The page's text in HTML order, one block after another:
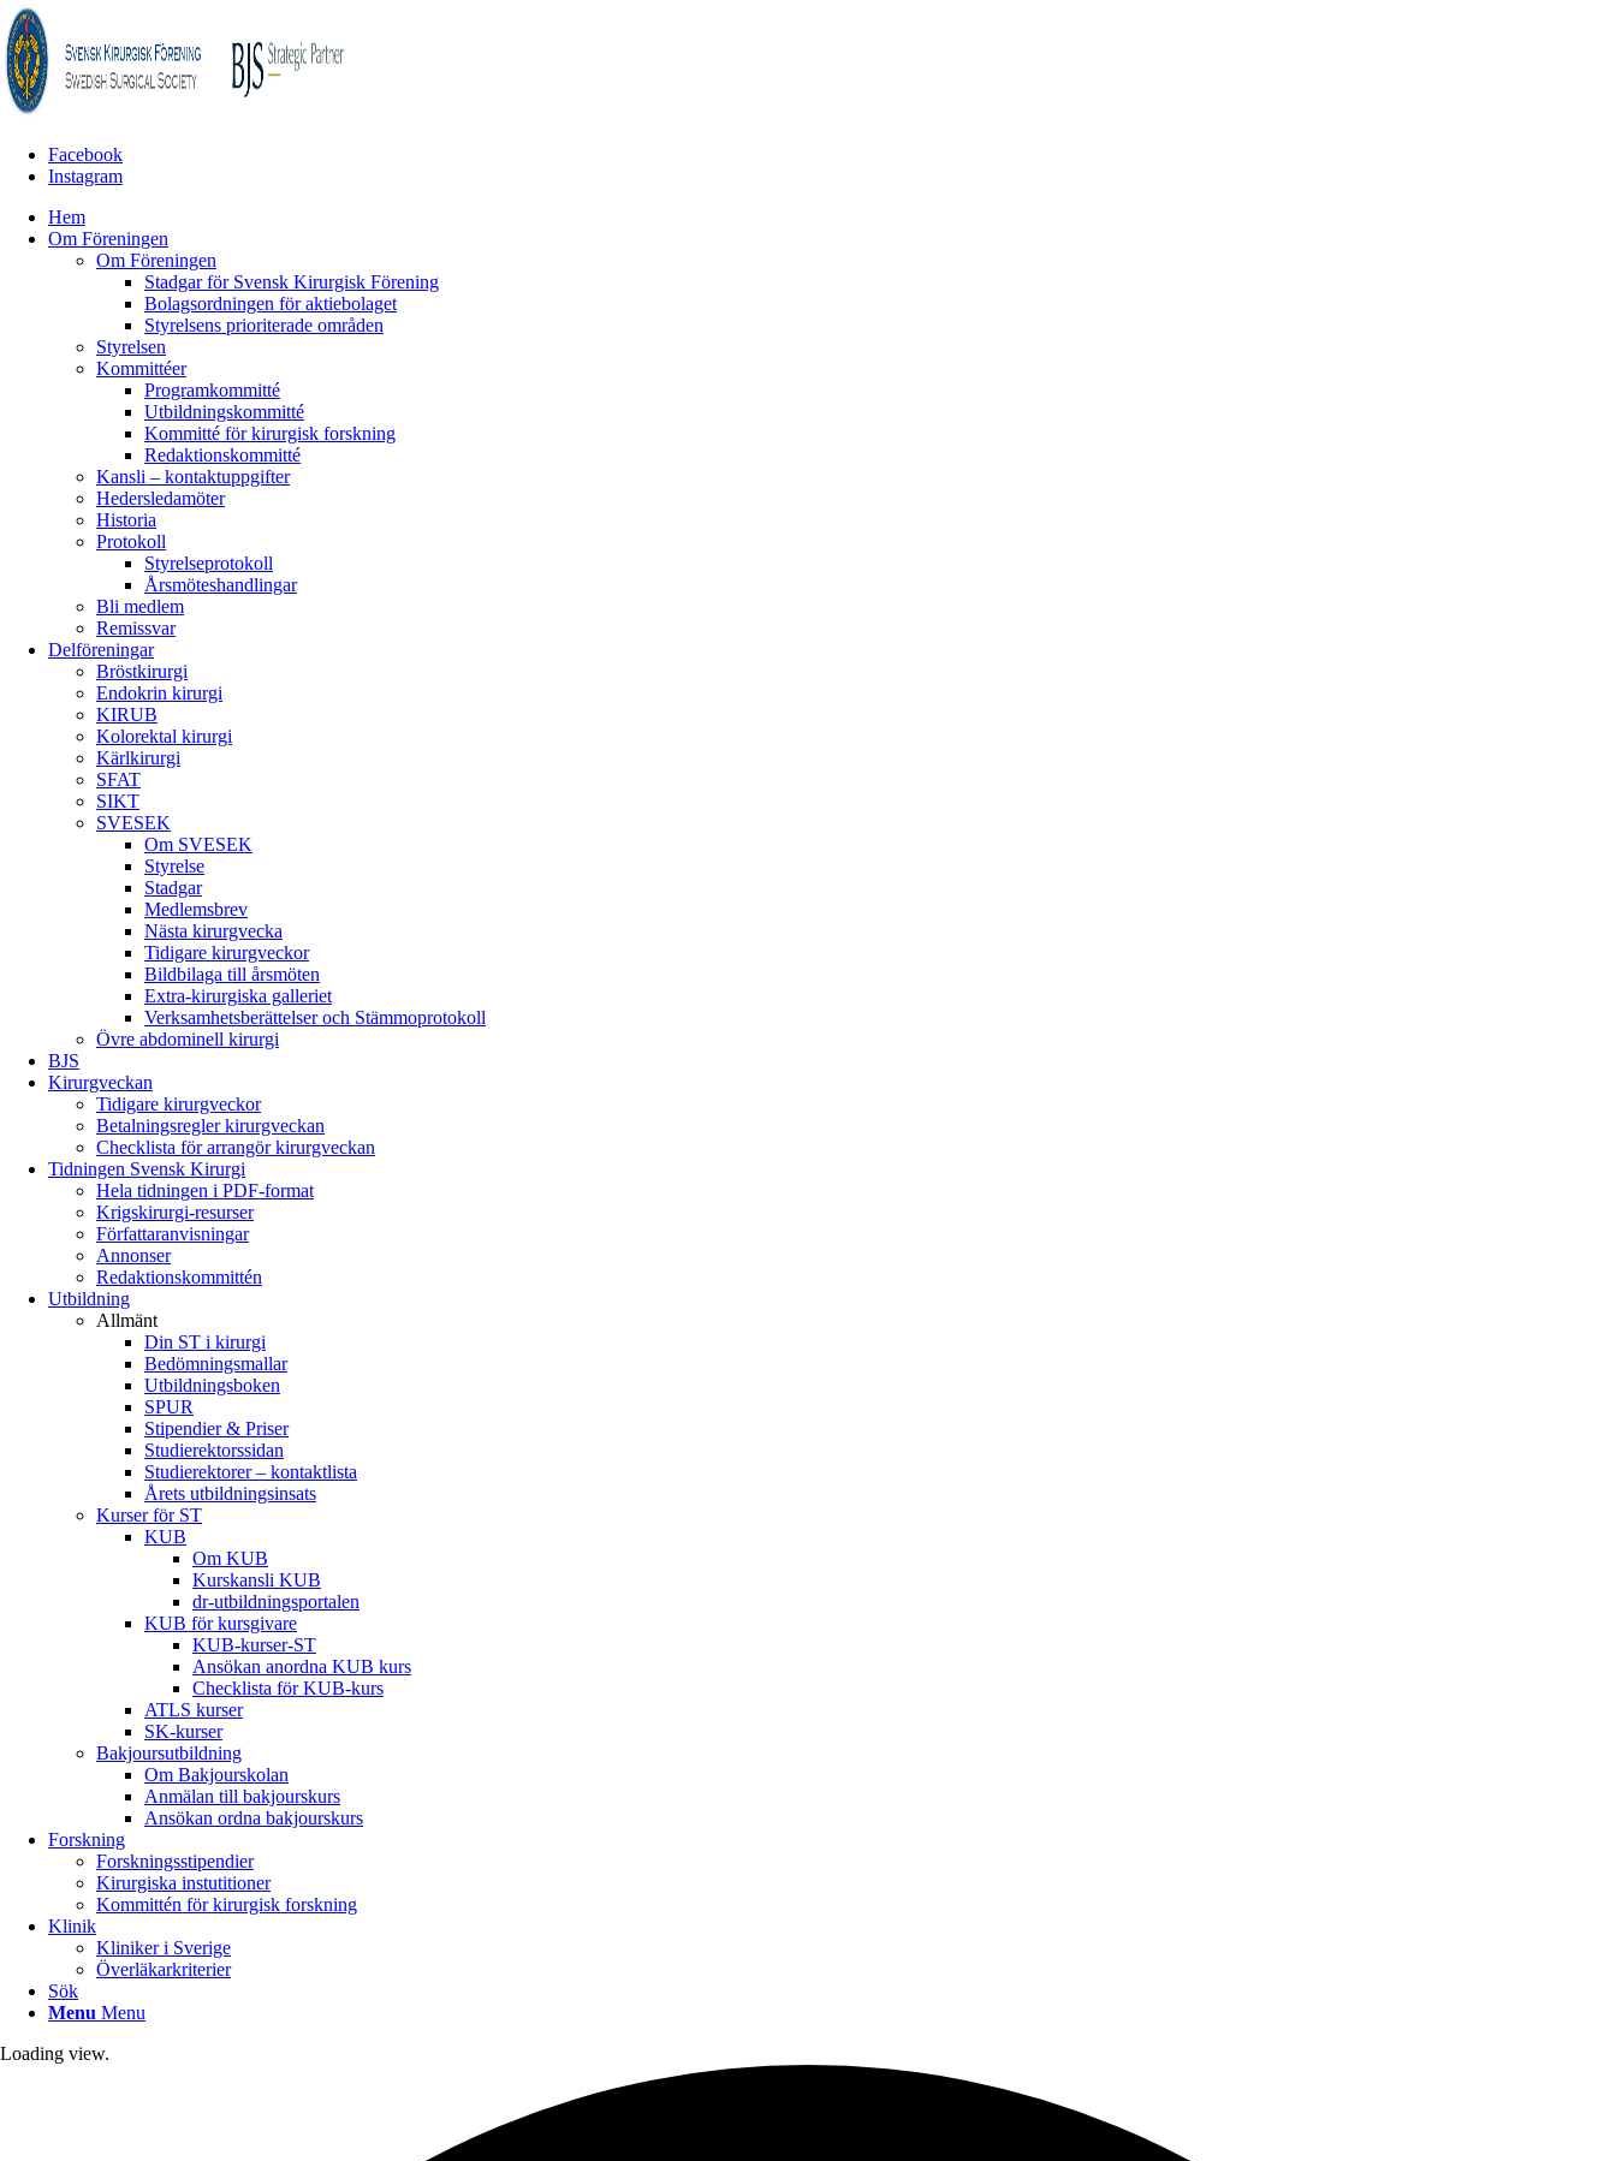
Facebook
Instagram
Hem
Om Föreningen
Om Föreningen
Stadgar för Svensk Kirurgisk Förening
Bolagsordningen för aktiebolaget
Styrelsens prioriterade områden
Styrelsen
Kommittéer
Programkommitté
Utbildningskommitté
Kommitté för kirurgisk forskning
Redaktionskommitté
Kansli – kontaktuppgifter
Hedersledamöter
Historia
Protokoll
Styrelseprotokoll
Årsmöteshandlingar
Bli medlem
Remissvar
Delföreningar
Bröstkirurgi
Endokrin kirurgi
KIRUB
Kolorektal kirurgi
Kärlkirurgi
SFAT
SIKT
SVESEK
Om SVESEK
Styrelse
Stadgar
Medlemsbrev
Nästa kirurgvecka
Tidigare kirurgveckor
Bildbilaga till årsmöten
Extra-kirurgiska galleriet
Verksamhetsberättelser och Stämmoprotokoll
Övre abdominell kirurgi
BJS
Kirurgveckan
Tidigare kirurgveckor
Betalningsregler kirurgveckan
Checklista för arrangör kirurgveckan
Tidningen Svensk Kirurgi
Hela tidningen i PDF-format
Krigskirurgi-resurser
Författaranvisningar
Annonser
Redaktionskommittén
Utbildning
Allmänt
Din ST i kirurgi
Bedömningsmallar
Utbildningsboken
SPUR
Stipendier & Priser
Studierektorssidan
Studierektorer – kontaktlista
Årets utbildningsinsats
Kurser för ST
KUB
Om KUB
Kurskansli KUB
dr-utbildningsportalen
KUB för kursgivare
KUB-kurser-ST
Ansökan anordna KUB kurs
Checklista för KUB-kurs
ATLS kurser
SK-kurser
Bakjoursutbildning
Om Bakjourskolan
Anmälan till bakjourskurs
Ansökan ordna bakjourskurs
Forskning
Forskningsstipendier
Kirurgiska instutitioner
Kommittén för kirurgisk forskning
Klinik
Kliniker i Sverige
Överläkarkriterier
Sök
Menu Menu
Loading view.